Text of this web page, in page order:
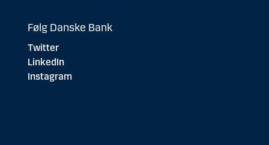
Følg Danske Bank
Twitter
LinkedIn
Instagram